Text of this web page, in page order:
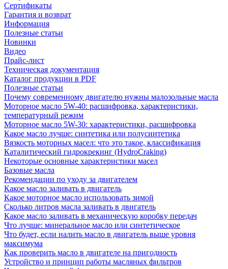
Сертификаты
Гарантия и возврат
Информация
Полезные статьи
Новинки
Видео
Прайс-лист
Техническая документация
Каталог продукции в PDF
Полезные статьи
Почему современному двигателю нужны малозольные масла
Моторное масло 5W-40: расшифровка, характеристики,
температурный режим
Моторное масло 5W-30: характеристики, расшифровка
Какое масло лучше: синтетика или полусинтетика
Вязкость моторных масел: что это такое, классификация
Каталитический гидрокрекинг (НydroСraking)
Некоторые основные характеристики масел
Базовые масла
Рекомендации по уходу за двигателем
Какое масло заливать в двигатель
Какое моторное масло использовать зимой
Сколько литров масла заливать в двигатель
Какое масло заливать в механическую коробку передач
Что лучше: минеральное масло или синтетическое
Что будет, если налить масло в двигатель выше уровня
максимума
Как проверить масло в двигателе на пригодность
Устройство и принцип работы масляных фильтров